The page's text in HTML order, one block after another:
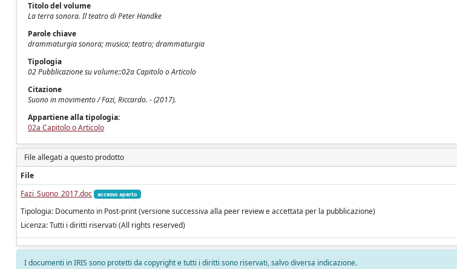
Titolo del volume
La terra sonora. Il teatro di Peter Handke
Parole chiave
drammaturgia sonora; musica; teatro; drammaturgia
Tipologia
02 Pubblicazione su volume::02a Capitolo o Articolo
Citazione
Suono in movimento / Fazi, Riccardo. - (2017).
Appartiene alla tipologia:
02a Capitolo o Articolo
File allegati a questo prodotto
File
Fazi_Suono_2017.doc
accesso aperto
Tipologia: Documento in Post-print (versione successiva alla peer review e accettata per la pubblicazione)
Licenza: Tutti i diritti riservati (All rights reserved)
I documenti in IRIS sono protetti da copyright e tutti i diritti sono riservati, salvo diversa indicazione.